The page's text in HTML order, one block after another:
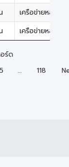
เครือข่ายหลังสว
เครือข่ายหลังสว
ร์ด
5 … 118